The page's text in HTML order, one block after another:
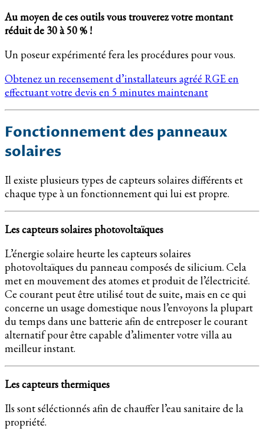
Au moyen de ces outils vous trouverez votre montant
réduit de 30 à 50 % !
Un poseur expérimenté fera les procédures pour vous.
Obtenez un recensement d’installateurs agréé RGE en
effectuant votre devis en 5 minutes maintenant
Fonctionnement des panneaux
solaires
Il existe plusieurs types de capteurs solaires différents et
chaque type à un fonctionnement qui lui est propre.
Les capteurs solaires photovoltaïques
L’énergie solaire heurte les capteurs solaires
photovoltaïques du panneau composés de silicium. Cela
met en mouvement des atomes et produit de l’électricité.
Ce courant peut être utilisé tout de suite, mais en ce qui
concerne un usage domestique nous l’envoyons la plupart
du temps dans une batterie afin de entreposer le courant
alternatif pour être capable d’alimenter votre villa au
meilleur instant.
Les capteurs thermiques
Ils sont séléctionnés afin de chauffer l’eau sanitaire de la
propriété.